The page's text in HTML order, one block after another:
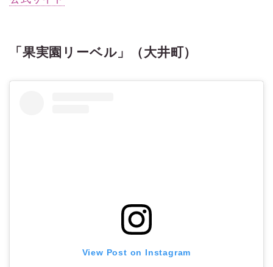
「果実園リーベル」（大井町）
View Post on Instagram